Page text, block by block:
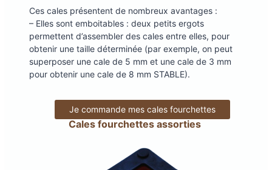
Ces cales présentent de nombreux avantages :
– Elles sont emboitables : deux petits ergots
permettent d’assembler des cales entre elles, pour
obtenir une taille déterminée (par exemple, on peut
superposer une cale de 5 mm et une cale de 3 mm
pour obtenir une cale de 8 mm STABLE).
Je commande mes cales fourchettes
Cales fourchettes assorties